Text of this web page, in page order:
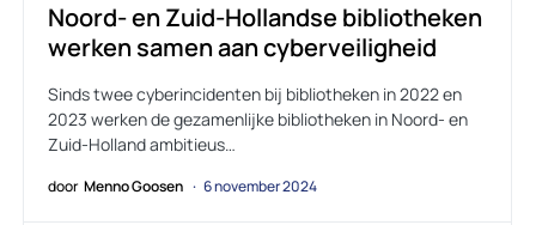
Noord- en Zuid-Hollandse bibliotheken
werken samen aan cyberveiligheid
Sinds twee cyberincidenten bij bibliotheken in 2022 en
2023 werken de gezamenlijke bibliotheken in Noord- en
Zuid-Holland ambitieus…
door Menno Goosen 6 november 2024